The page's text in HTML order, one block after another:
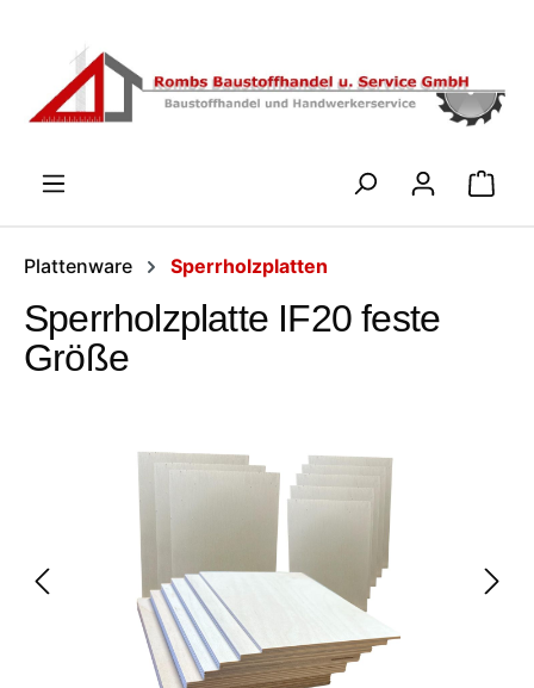
Plattenware Sperrholzplatten
Sperrholzplatte IF20 feste
Größe